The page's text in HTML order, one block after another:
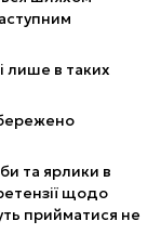
лише в таких
та ярлики в
щодо
прийматися не